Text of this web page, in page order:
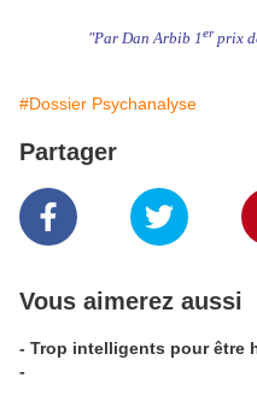
"Par Dan Arbib 1erprix
#Dossier Psychanalyse
Partager
Vous aimerez aussi
- Trop intelligents pour être
-